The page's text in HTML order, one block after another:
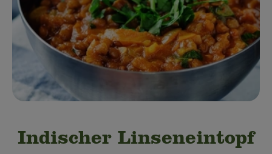
Obst & Gemüse
Bäckerei
Speisekammer
Drogerie & Haushalt
Indischer Linseneintopf